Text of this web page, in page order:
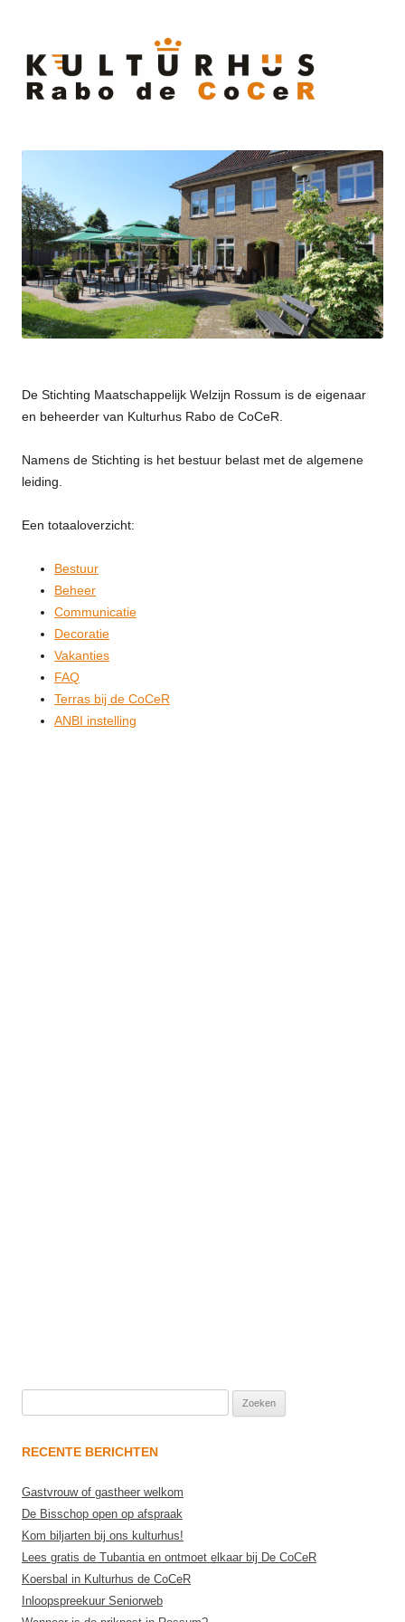
De Stichting Maatschappelijk Welzijn Rossum is de eigenaar
en beheerder van Kulturhus Rabo de CoCeR.
Namens de Stichting is het bestuur belast met de algemene
leiding.
Een totaaloverzicht:
Bestuur
Beheer
Communicatie
Decoratie
Vakanties
FAQ
Terras bij de CoCeR
ANBI instelling
RECENTE BERICHTEN
Gastvrouw of gastheer welkom
De Bisschop open op afspraak
Kom biljarten bij ons kulturhus!
Lees gratis de Tubantia en ontmoet elkaar bij De CoCeR
Koersbal in Kulturhus de CoCeR
Inloopspreekuur Seniorweb